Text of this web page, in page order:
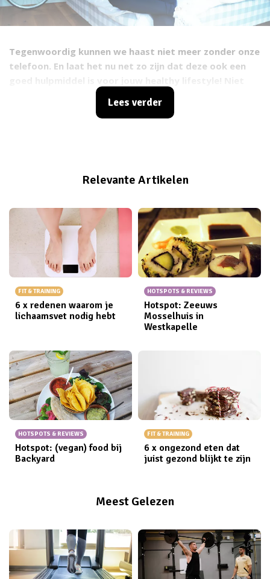
Tegenwoordig kunnen we haast niet meer zonder onze
telefoon. En laat het nu net zo zijn dat deze ook een
per se je telefoon, maar wel de apps die je daarop kunt
downloaden kunnen jou helpen gedurende jouw fit
Lees verder
Relevante Artikelen
FIT & TRAINING
6 x redenen waarom je
lichaamsvet nodig hebt
HOTSPOTS & REVIEWS
Hotspot: Zeeuws
Mosselhuis in
Westkapelle
HOTSPOTS & REVIEWS
Hotspot: (vegan) food bij
Backyard
FIT & TRAINING
6 x ongezond eten dat
juist gezond blijkt te zijn
Meest Gelezen